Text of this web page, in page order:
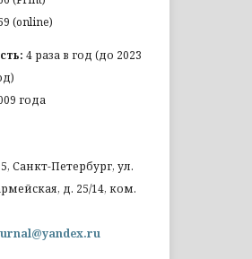
(online)
4 раза в год (до 2023
года
Санкт-Петербург, ул.
д. 25/14, ком.